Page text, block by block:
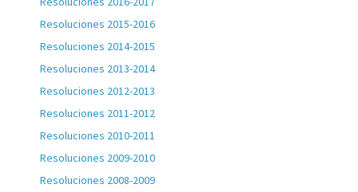
Resoluciones 2015-2016
Resoluciones 2014-2015
Resoluciones 2013-2014
Resoluciones 2012-2013
Resoluciones 2011-2012
Resoluciones 2010-2011
Resoluciones 2009-2010
Resoluciones 2008-2009